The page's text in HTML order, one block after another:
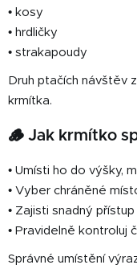
• kosy
• hrdličky
• strakapoudy
Druh ptačích návštěv
krmítka.
🪵 Jak krmítko
• Umísti ho do výšky,
• Vyber chráněné
• Zajisti snadný
• Pravidelně kontroluj
Správné umístění